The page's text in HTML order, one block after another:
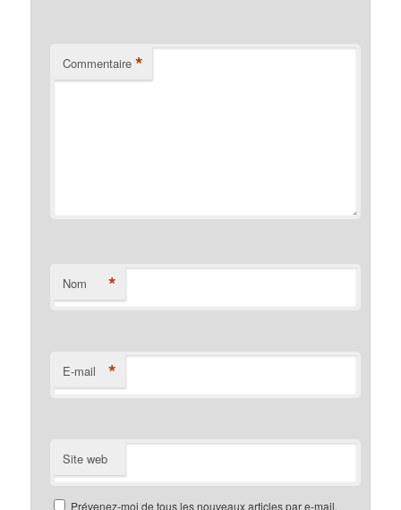
Commentaire *
Nom *
E-mail *
Site web
Prévenez-moi de tous les nouveaux articles par e-mail.